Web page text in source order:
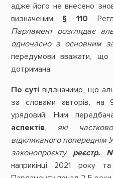
адже його не внесено
визначеним § 110
Парламент розглядає
одночасно з основним
передумови вважати,
дотримана.
По суті відзначимо, що
за словами авторів, на
урядовий. Ним
аспектів, які
відкликаного попереднім
законопроєкту
наприкінці 2021 року